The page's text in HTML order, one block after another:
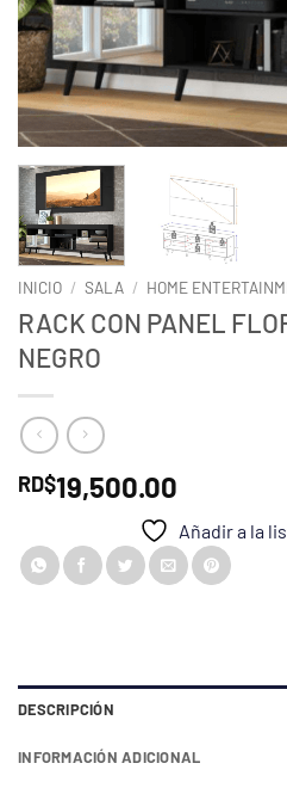
INICIO / SALA / HOME
RACK CON PANEL
NEGRO
RD$19,500.00
Añadir a la
DESCRIPCIÓN
INFORMACIÓN ADICIONAL